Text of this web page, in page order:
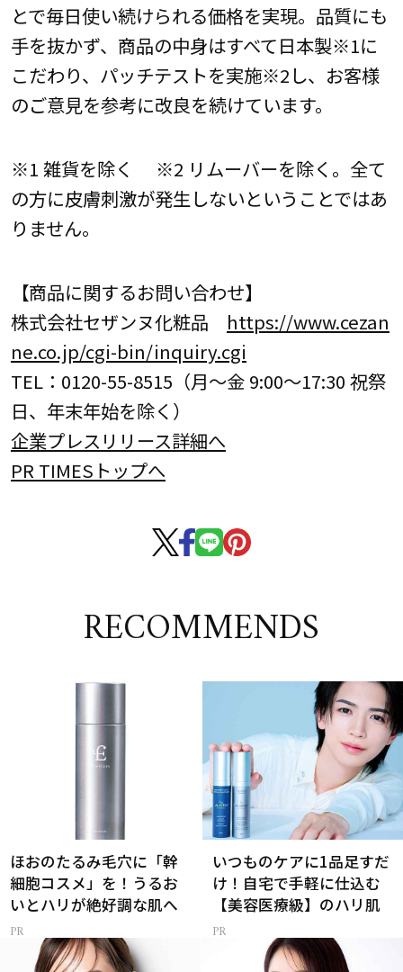
とで毎日使い続けられる価格を実現。品質にも
手を抜かず、商品の中身はすべて日本製※1に
こだわり、パッチテストを実施※2し、お客様
のご意見を参考に改良を続けています。
※1 雑貨を除く ※2 リムーバーを除く。全て
の方に皮膚刺激が発生しないということではあ
りません。
【商品に関するお問い合わせ】
株式会社セザンヌ化粧品 https://www.cezan
ne.co.jp/cgi-bin/inquiry.cgi
TEL：0120-55-8515（月～金 9:00～17:30 祝祭
日、年末年始を除く）
企業プレスリリース詳細へ
PR TIMESトップへ
RECOMMENDS
ほおのたるみ毛穴に「幹
細胞コスメ」を！うるお
いとハリが絶好調な肌へ
いつものケアに1品足すだ
け！自宅で手軽に仕込む
【美容医療級】のハリ肌